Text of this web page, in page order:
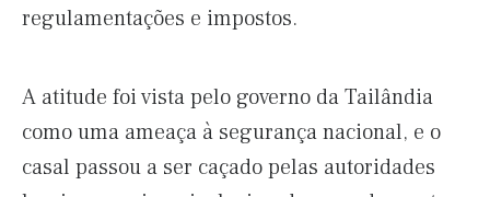
regulamentações e impostos.
A atitude foi vista pelo governo da Tailândia
como uma ameaça à segurança nacional, e o
casal passou a ser caçado pelas autoridades